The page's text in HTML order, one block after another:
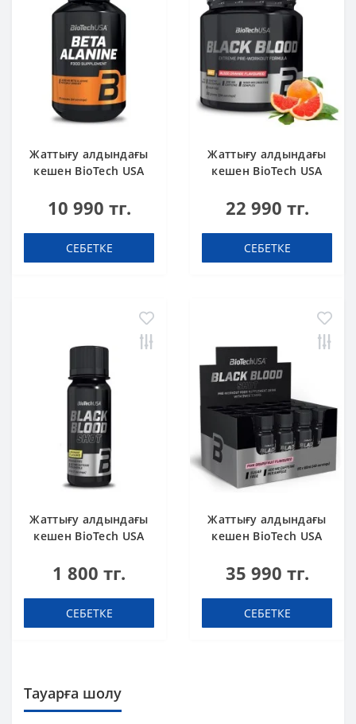
Жаттығу алдындағы
кешен BioTech USA
капсула
10 990 тг.
СЕБЕТКЕ
Жаттығу алдындағы
кешен BioTech USA
Blood orange 340 g
22 990 тг.
СЕБЕТКЕ
Жаттығу алдындағы
кешен BioTech USA
Lemonade 60 ml шот
1 800 тг.
СЕБЕТКЕ
Жаттығу алдындағы
кешен BioTech USA
Pink grapefruit 60 ml
дана)
35 990 тг.
СЕБЕТКЕ
Тауарға шолу